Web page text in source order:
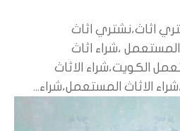
اثاث،نشتري اثاث
،شراء اثاث
الكويت،شراء الاثاث
الاثاث المستعمل،شراء...